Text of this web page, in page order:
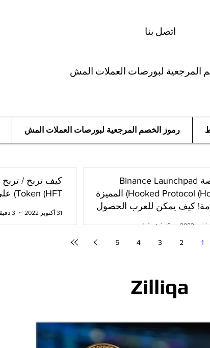
اتصل بنا
المرجعية لبورصات العملات المش
رموز الخصم المرجعية لبورصات العملات المش
منصة Binance Launchpad
Hooked Protocol (Hook) المميزة
كيف يمكن للعرب الحصول
2 دقيقة قراءة
Token (HFT) على Binance؟
31 أكتوبر 2022 3 دقيقة قراءة
1
2
3
4
5
Zilliqa